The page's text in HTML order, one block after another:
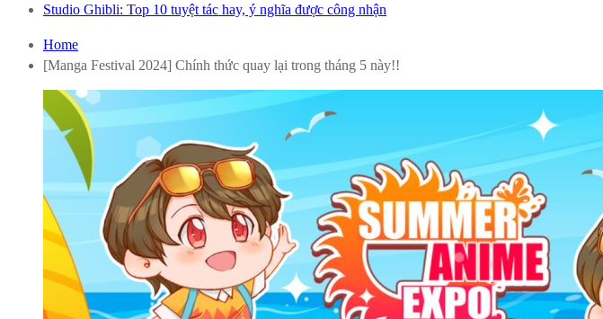
Studio Ghibli: Top 10 tuyệt tác hay, ý nghĩa được công nhận
Home
[Manga Festival 2024] Chính thức quay lại trong tháng 5 này!!